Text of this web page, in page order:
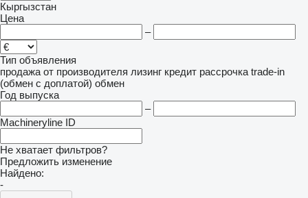
Кыргызстан
Цена
–
Тип объявления
продажа от производителя лизинг кредит рассрочка trade-in
(обмен с доплатой) обмен
Год выпуска
–
Machineryline ID
Не хватает фильтров?
Предложить изменение
Найдено:
-